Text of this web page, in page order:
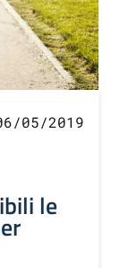
05/2019
le